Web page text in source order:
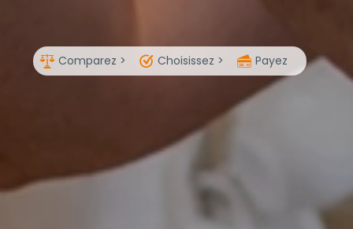
Comparez > Choisissez > Payez